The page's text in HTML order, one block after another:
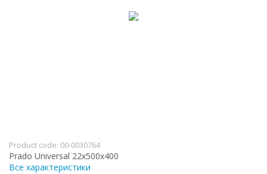
Product code: 00-0030764
Prado Universal 22х500х400
Все характеристики